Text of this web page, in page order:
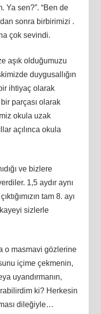
Ya sen?”. “Ben de
sonra birbirimizi .
çok sevindi.
aşık olduğumuzu
duygusallığın
ihtiyaç olarak
parçası olarak
okula uzak
açılınca okula
ve bizlere
1,5 aydır aynı
tam 8. ayı
sizlerle
o masmavi gözlerine
içime çekmenin,
uyandırmanın,
ki? Herkesin
dileğiyle…